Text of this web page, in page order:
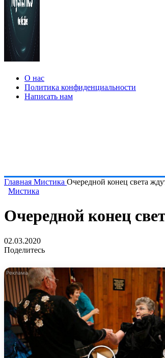
О нас
Политика конфиденциальности
Написать нам
Главная Мистика Очередной конец света
Мистика
Очередной конец
02.03.2020
Поделитесь